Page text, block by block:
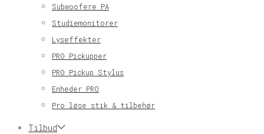
Subwoofere PA
Studiemonitorer
Lyseffekter
PRO Pickupper
PRO Pickup Stylus
Enheder PRO
Pro løse stik & tilbehør
Tilbud